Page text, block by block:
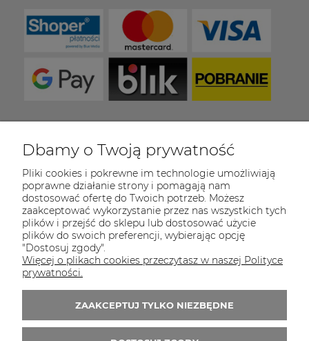
COULEUR CARAMEL
Zapraszamy do kontaktu od poniedziałku do
piątku w godzinach 8:00 - 16:00
Tel.:
512-985-884
E-mail:sklep@couleurcaramel.pl
Zapisz się do
Otrzymasz powiadomienia o promocjach i
nowościach...i odbierzesz kupon o wartości 10
zł na pierwsze zakupy!
Dbamy o Twoją prywatność
Pliki cookies i pokrewne im technologie umożliwiają
poprawne działanie strony i pomagają nam
dostosować ofertę do Twoich potrzeb. Możesz
zaakceptować wykorzystanie przez nas wszystkich tych
plików i przejść do sklepu lub dostosować użycie
plików do swoich preferencji, wybierając opcję
"Dostosuj zgody".
Więcej o plikach cookies przeczytasz w naszej Polityce
prywatności.
ZAAKCEPTUJ TYLKO NIEZBĘDNE